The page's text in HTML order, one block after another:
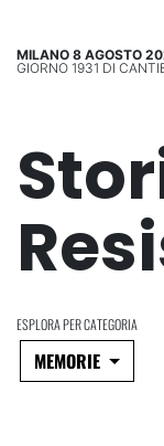
MILANO 8 AGOSTO
GIORNO 1931 DI
ESPLORA PER CATEGORIA
MEMORIE